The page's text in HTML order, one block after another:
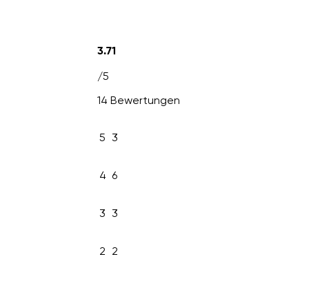
3.71
/5
14 Bewertungen
5 3
4 6
3 3
2 2